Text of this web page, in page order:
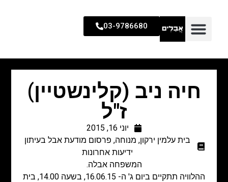
03-9786680
חיה ניב (קלינשטיין)
ז"ל
יוני 16, 2015
בית עלמין ירקון, מנוחה, פרסום מודעת אבל בעיתון
ידיעות אחרונות
המשפחה אבלה.
ההלוויה תתקיים ביום ג' ה- 16.06.15, בשעה 14.00, בית